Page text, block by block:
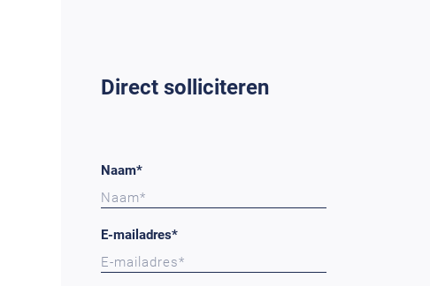
Direct solliciteren
Naam*
E-mailadres*